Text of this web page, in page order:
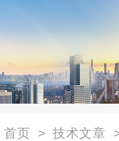
首页 > 技术文章